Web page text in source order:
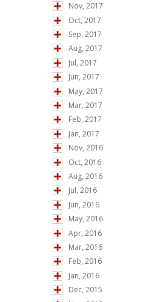
Nov, 2017
Oct, 2017
Sep, 2017
Aug, 2017
Jul, 2017
Jun, 2017
May, 2017
Mar, 2017
Feb, 2017
Jan, 2017
Nov, 2016
Oct, 2016
Aug, 2016
Jul, 2016
Jun, 2016
May, 2016
Apr, 2016
Mar, 2016
Feb, 2016
Jan, 2016
Dec, 2015